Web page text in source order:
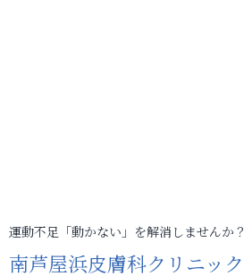
運動不足「動かない」を解消しませんか？
南芦屋浜皮膚科クリニック